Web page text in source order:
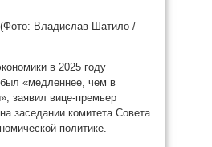
(Фото: Владислав Шатило /
в 2025 году
«медленнее, чем в
заявил вице-премьер
заседании комитета Совета
политике.